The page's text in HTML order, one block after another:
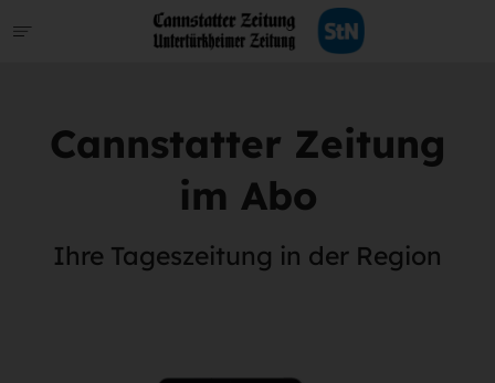
Cannstatter Zeitung
im Abo
Ihre Tageszeitung in der Region